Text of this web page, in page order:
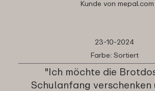
Kunde von mepal.com
23-10-2024
Farbe: Sortiert
"Ich möchte die
Schulanfang verschenken